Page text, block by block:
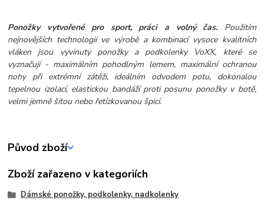
Ponožky vytvořené pro sport, práci a volný čas. Použitím
nejnovějších technologií ve výrobě a kombinací vysoce kvalitních
vláken jsou vyvinuty ponožky a podkolenky VoXX, které se
vyznačují - maximálním pohodlným lemem, maximální ochranou
nohy při extrémní zátěži, ideálním odvodem potu, dokonalou
tepelnou izolací, elastickou bandáží proti posunu ponožky v botě,
velmi jemně šitou nebo řetízkovanou špicí.
Původ zboží
Zboží zařazeno v kategoriích
Dámské ponožky, podkolenky, nadkolenky